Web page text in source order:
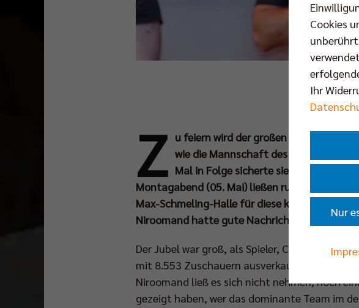
Z u feiern wird der großen BR Volleys
wie die Mannschaft des
Mal in Folge sicherte sie sich das
Montagabend (05. Mai) ließen rund 400
Max-Schmeling-Halle für diese
Niroomand hatte gute Nachrichten: Der
Der Jubel war groß, als Spieler, Coaches und
mit 8.553 Zuschauern ausverkauften Max-
Niroomand ließ es sich nicht nehmen, noch
gezeigt haben, wer das dominante Team im
Cookies
Ihr
Nur